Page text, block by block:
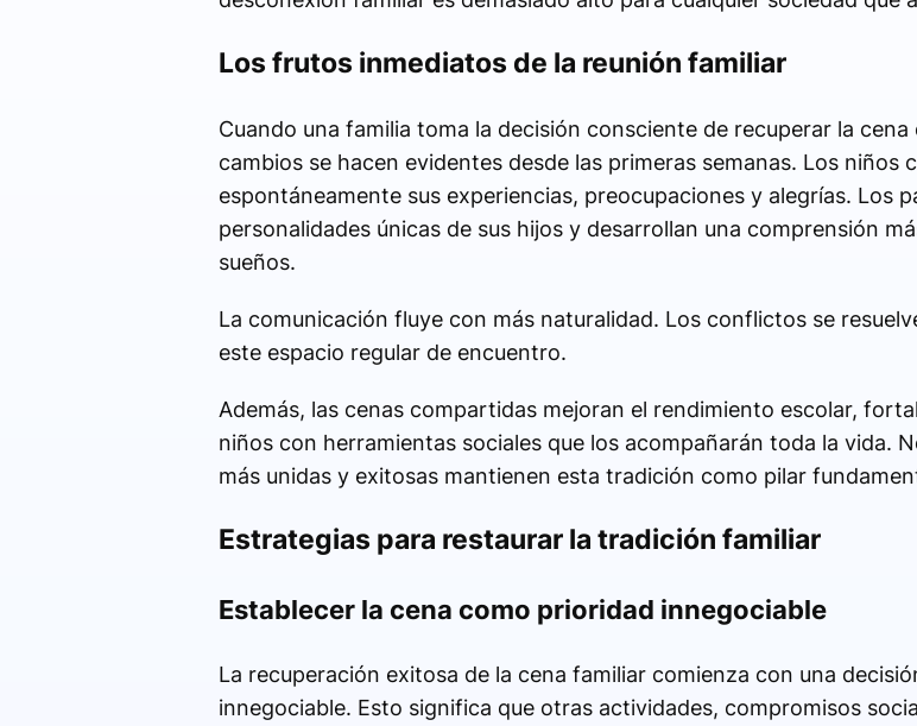
Los frutos inmediatos de la reunión familiar
Cuando una familia toma la decisión consciente de recuperar la
cambios se hacen evidentes desde las primeras semanas. Los niños
espontáneamente sus experiencias, preocupaciones y alegrías. Los
personalidades únicas de sus hijos y desarrollan una comprensión
sueños.
La comunicación fluye con más naturalidad. Los conflictos se
este espacio regular de encuentro.
Además, las cenas compartidas mejoran el rendimiento escolar,
niños con herramientas sociales que los acompañarán toda la vida.
más unidas y exitosas mantienen esta tradición como pilar
Estrategias para restaurar la tradición familiar
Establecer la cena como prioridad innegociable
La recuperación exitosa de la cena familiar comienza con una
innegociable. Esto significa que otras actividades, compromisos